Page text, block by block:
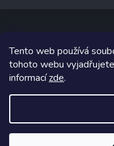
Tento web používá
tohoto webu vyjadřujete
informacízde.
Copyright 2026
Grafický návrh vytvořil a